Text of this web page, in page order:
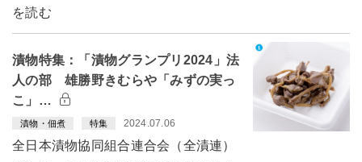
を読む
漬物特集：「漬物グランプリ2024」法
人の部 雄勝野きむらや「みずの実っ
こ」…
漬物・佃煮 特集 2024.07.06
全日本漬物協同組合連合会（全漬連）